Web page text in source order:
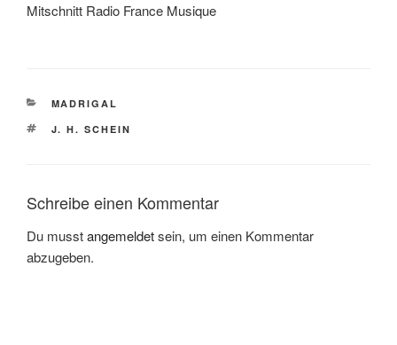
Mitschnitt Radio France Musique
KATEGORIEN
MADRIGAL
SCHLAGWÖRTER
J. H. SCHEIN
Schreibe einen Kommentar
Du musstangemeldetsein, um einen Kommentar
abzugeben.